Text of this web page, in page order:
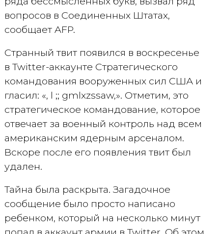
вопросов в Соединенных Штатах,
сообщает AFP.
Странный твит появился в воскресенье
в Twitter-аккаунте Стратегического
командования вооруженных сил США и
гласил: «, l ;; gmlxzssaw,». Отметим, это
стратегическое командование, которое
отвечает за военный контроль над всем
американским ядерным арсеналом.
Вскоре после его появления твит был
удален.
Тайна была раскрыта. Загадочное
сообщение было просто написано
ребенком, который на несколько минут